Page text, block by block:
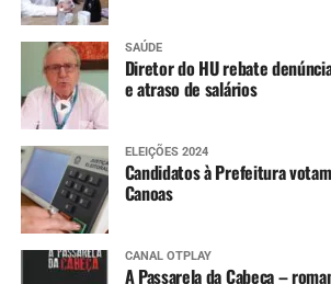
SAÚDE
Diretor do HU rebate
e atraso de salários
ELEIÇÕES 2024
Candidatos à Prefeitura
Canoas
CANAL OTPLAY
A Passarela da Cabeça –